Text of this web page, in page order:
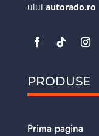
ului autorado.ro
PRODUSE
Prima pagina